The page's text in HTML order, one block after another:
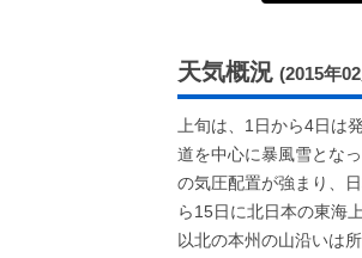
天気概況 (2015年
上旬は、1日から4日は
道を中心に暴風雪とな
の気圧配置が強まり、
ら15日に北日本の東海
以北の本州の山沿いは